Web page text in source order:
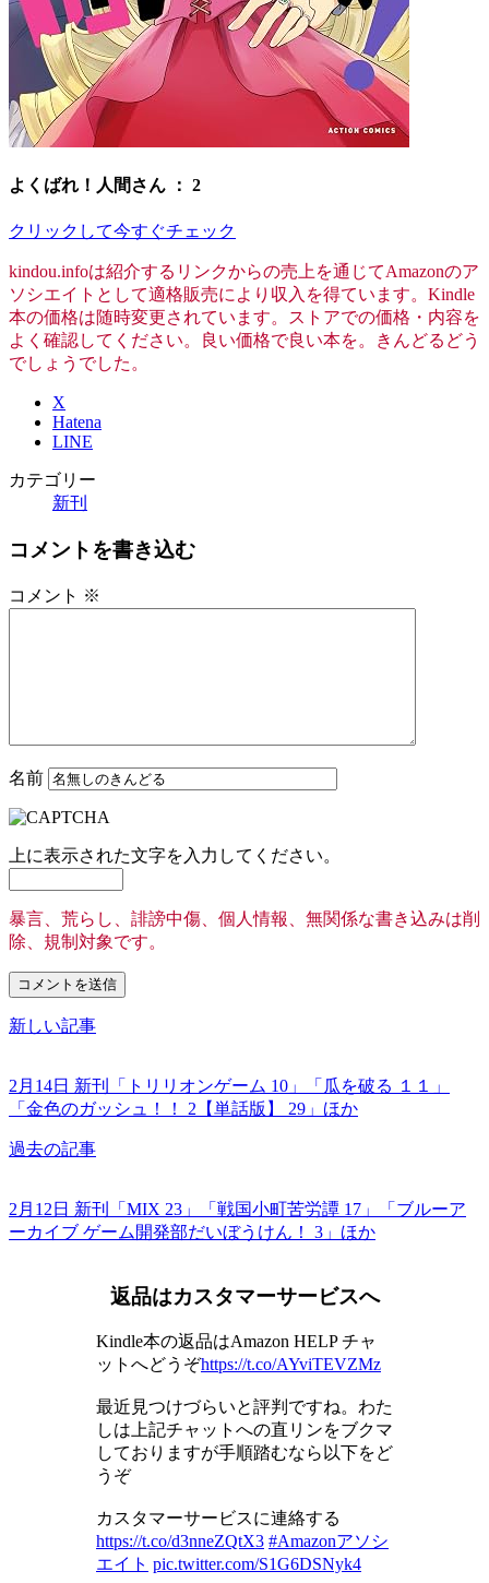
よくばれ！人間さん ： 2
クリックして今すぐチェック
kindou.infoは紹介するリンクからの売上を通じてAmazonのア
ソシエイトとして適格販売により収入を得ています。Kindle
本の価格は随時変更されています。ストアでの価格・内容を
よく確認してください。良い価格で良い本を。きんどるどう
でしょうでした。
X
Hatena
LINE
カテゴリー
新刊
コメントを書き込む
コメント ※
名前
上に表示された文字を入力してください。
暴言、荒らし、誹謗中傷、個人情報、無関係な書き込みは削
除、規制対象です。
新しい記事
2月14日 新刊「トリリオンゲーム 10」「瓜を破る １１」
「金色のガッシュ！！ 2【単話版】 29」ほか
過去の記事
2月12日 新刊「MIX 23」「戦国小町苦労譚 17」「ブルーア
ーカイブ ゲーム開発部だいぼうけん！ 3」ほか
返品はカスタマーサービスへ
Kindle本の返品はAmazon HELP チャ
ットへどうぞhttps://t.co/AYviTEVZMz
最近見つけづらいと評判ですね。わた
しは上記チャットへの直リンをブクマ
しておりますが手順踏むなら以下をど
うぞ
カスタマーサービスに連絡する
https://t.co/d3nneZQtX3 #Amazonアソシ
エイト pic.twitter.com/S1G6DSNyk4